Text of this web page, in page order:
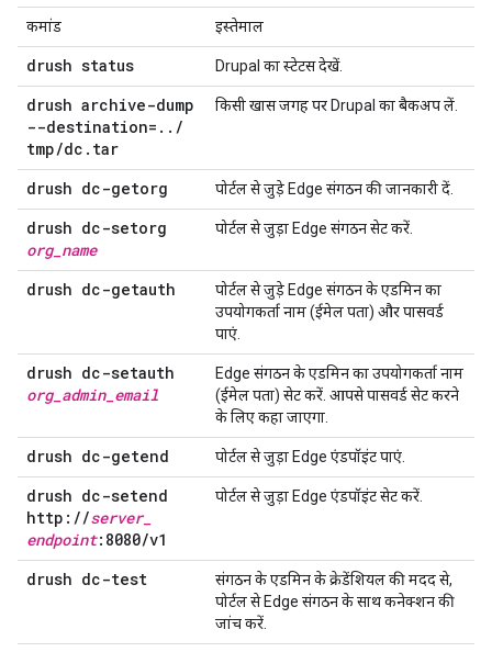
कमांड इस्तेमाल
drush status Drupal का स्टेटस देखें.
drush archive-dump
--destination= . . /
tmp/dc . tar
किसी खास जगह पर Drupal का बैकअप लें.
drush dc-getorg पोर्टल से जुड़े Edge संगठन की जानकारी दें.
drush dc-setorg
org_ name
पोर्टल से जुड़ा Edge संगठन सेट करें.
drush dc-getauth
पोर्टल से जुड़े Edge संगठन के एडमिन का
उपयोगकर्ता नाम (ईमेल पता) और पासवर्ड
पाएं.
drush dc-setauth
org_ admin_ email
Edge संगठन के एडमिन का उपयोगकर्ता नाम
(ईमेल पता) सेट करें. आपसे पासवर्ड सेट करने
के लिए कहा जाएगा.
drush dc-getend पोर्टल से जुड़ा Edge एंडपॉइंट पाएं.
drush dc-setend
http: //server_
endpoint:8080/v1
पोर्टल से जुड़ा Edge एंडपॉइंट सेट करें.
drush dc-test
संगठन के एडमिन के क्रेडेंशियल की मदद से,
पोर्टल से Edge संगठन के साथ कनेक्शन की
जांच करें.